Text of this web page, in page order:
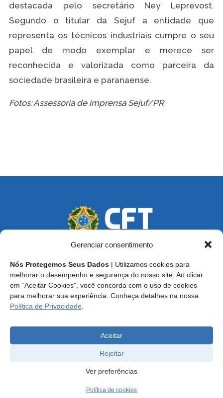
Gerenciar consentimento
Nós Protegemos Seus Dados | Utilizamos cookies para
melhorar o desempenho e segurança do nosso site. Ao clicar
em “Aceitar Cookies”, você concorda com o uso de cookies
para melhorar sua experiência. Conheça detalhes na nossa
Política de Privacidade
Aceitar
Rejeitar
Ver preferências
Política de cookies
destacada pelo secretário Ney Leprevost.
Segundo o titular da Sejuf a entidade que
representa os técnicos industriais cumpre o seu
papel de modo exemplar e merece ser
reconhecida e valorizada como parceira da
sociedade brasileira e paranaense.
Fotos: Assessoria de imprensa Sejuf/PR
Endereço: SCS, Quadra 02, Bloco D, Ed. Oscar Niemeyer,
9º Andar CEP 70.316-900 - Brasília/DF
Central de Atendimento ao Técnico:0800 016-1515